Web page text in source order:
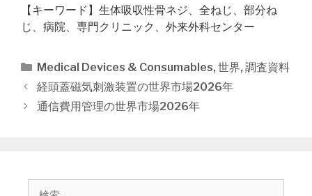
【キーワード】生体吸収性骨ネジ、全ねじ、部分ね
じ、病院、専門クリニック、外来外科センター
カ
テ
ゴ
リ
Medical Devices & Consumables, 世界, 調査資料
投
稿
経頭蓋磁気刺激装置の世界市場2026年
通信費用管理の世界市場2026年